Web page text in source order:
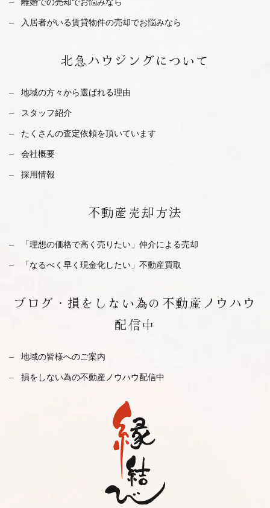
入居者がいる賃貸物件の売却でお悩みなら
北急ハウジングについて
地域の方々から選ばれる理由
スタッフ紹介
たくさんの査定依頼を頂いています
会社概要
採用情報
不動産 売却方法
「理想の価格で高く売りたい」仲介による売却
「なるべく早く現金化したい」不動産買取
ブログ・ 損をしない為の不動産ノウハウ
配信中
地域の皆様へのご案内
損をしない為の不動産ノウハウ配信中